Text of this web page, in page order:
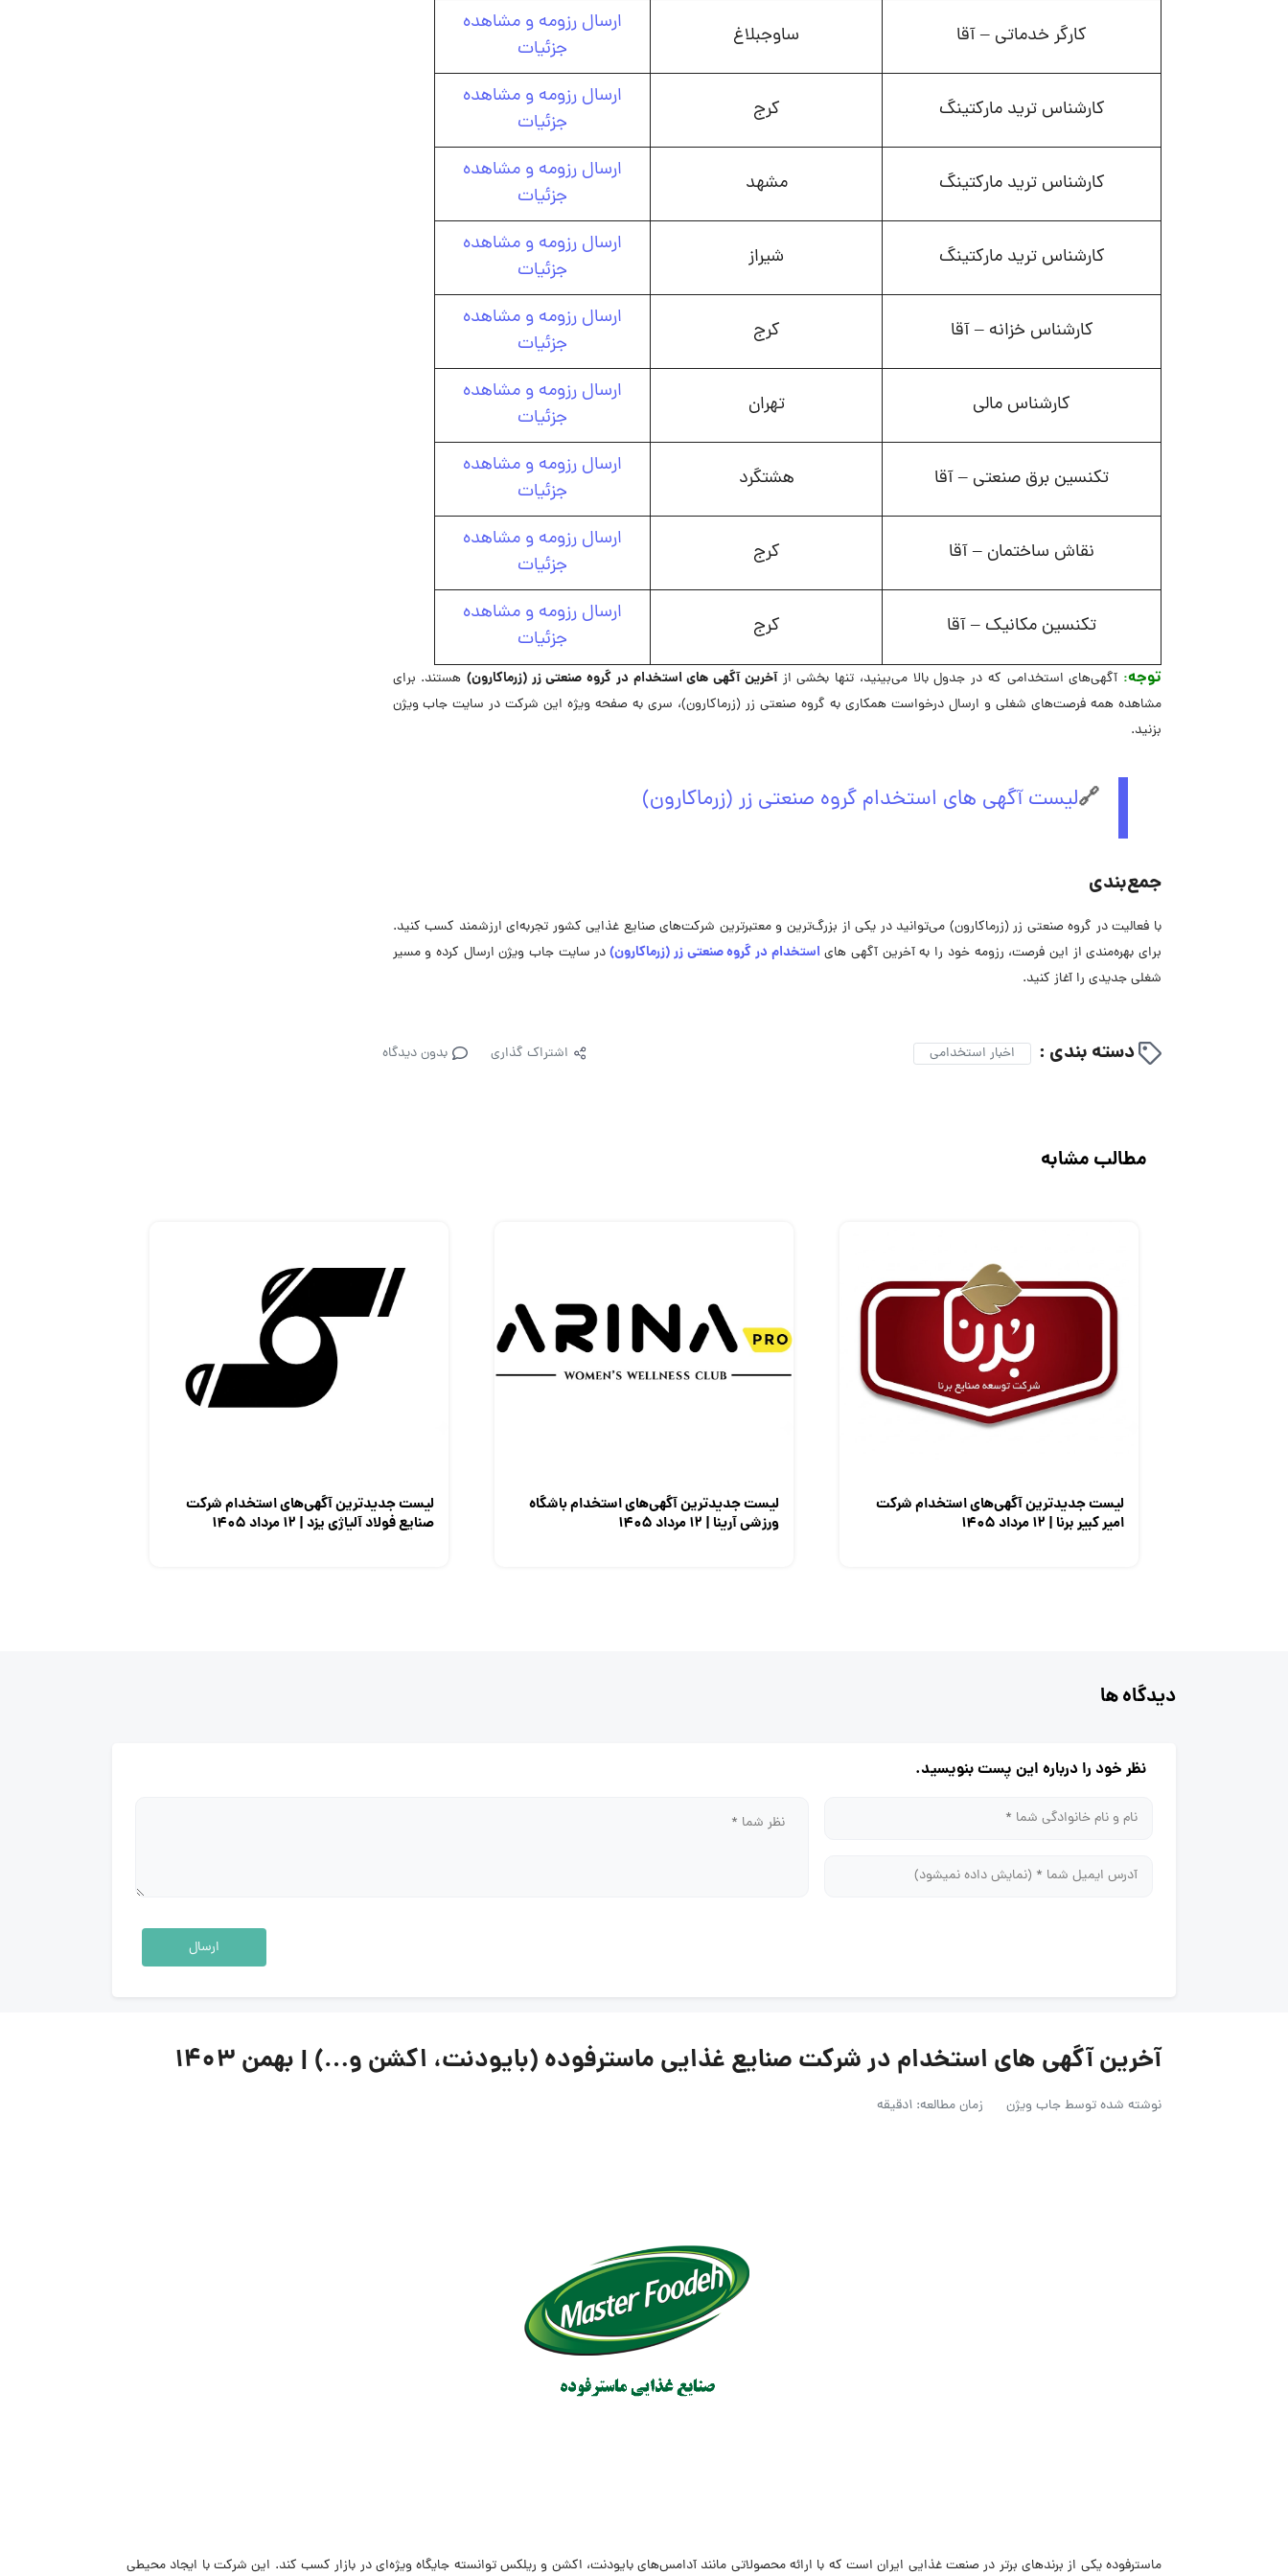
کارگر خدماتی – آقا ساوجبلاغ
ارسال رزومه و مشاهده
جزئیات
کارشناس ترید مارکتینگ کرج
ارسال رزومه و مشاهده
جزئیات
کارشناس ترید مارکتینگ مشهد
ارسال رزومه و مشاهده
جزئیات
کارشناس ترید مارکتینگ شیراز
ارسال رزومه و مشاهده
جزئیات
کارشناس خزانه – آقا کرج
ارسال رزومه و مشاهده
جزئیات
کارشناس مالی تهران
ارسال رزومه و مشاهده
جزئیات
تکنسین برق صنعتی – آقا هشتگرد
ارسال رزومه و مشاهده
جزئیات
نقاش ساختمان – آقا کرج
ارسال رزومه و مشاهده
جزئیات
تکنسین مکانیک – آقا کرج
ارسال رزومه و مشاهده
جزئیات
توجه: آگهی‌های استخدامی که در جدول بالا می‌بینید، تنها بخشی ازآخرینآگهی های استخدام در گروه صنعتی زر (زرماکارون) هستند. برای
مشاهده همه فرصت‌های شغلی و ارسال درخواست همکاری به گروه صنعتی زر (زرماکارون)، سری به صفحه ویژه این شرکت در ‌سایت جاب ویژن
بزنید.
🔗لیست آگهی های استخدام گروه صنعتی زر (زرماکارون)
جمع‌بندی
با فعالیت در گروه صنعتی زر (زرماکارون) می‌توانید در یکی از بزرگ‌ترین و معتبرترین شرکت‌های صنایع غذایی کشور تجربه‌ای ارزشمند کسب کنید.
برای بهره‌مندی از این فرصت، رزومه خود را به آخرین آگهی ‌هایاستخدام در گروه صنعتی زر (زرماکارون)در سایت جاب ویژن ارسال کرده و مسیر
شغلی جدیدی را آغاز کنید.
دسته بندی : اخبار استخدامی اشتراک گذاری بدون دیدگاه
مطالب مشابه
لیست جدیدترین آگهی‌های استخدام شرکت
امیر کبیر برنا | ۱۲ مرداد ۱۴۰۵
لیست جدیدترین آگهی‌های استخدام باشگاه
ورزشی آرینا | ۱۲ مرداد ۱۴۰۵
لیست جدیدترین آگهی‌های استخدام شرکت
صنایع فولاد آلیاژی یزد | ۱۲ مرداد ۱۴۰۵
دیدگاه ها
نظر خود را درباره این پست بنویسید.
ارسال
آخرین آگهی های استخدام در شرکت صنایع غذایی ماسترفوده (بایودنت، اکشن و…) | بهمن ۱۴۰۳
نوشته شده توسطجاب ویژن زمان مطالعه: 1دقیقه
ماسترفوده یکی از برندهای برتر در صنعت غذایی ایران است که با ارائه محصولاتی مانند آدامس‌های بایودنت، اکشن و ریلکس توانسته جایگاه ویژه‌ای در بازار کسب کند. این شرکت با ایجاد محیطی